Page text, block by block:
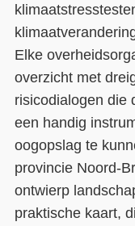
Elke
overzicht met
risicodialogen die
een handig
oogopslag te
provincie Noord-
ontwierp
praktische kaart,